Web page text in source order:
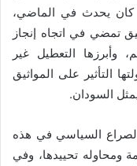
كان يحدث في الماضي،
تمضي في اتجاه إنجاز
وأبرزها التعطيل غير
التأثير على المواثيق
السودان.
السياسي في هذه
ومحاوله تحييدها، وفي